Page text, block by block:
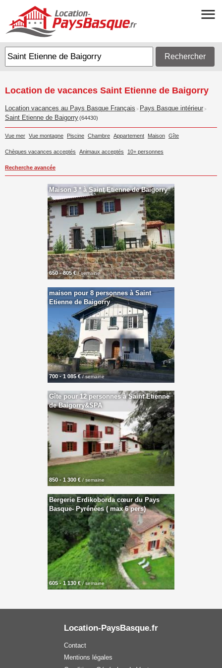
Rechercher
Location de vacances Saint Etienne de Baigorry
Location vacances au Pays Basque Français > Pays Basque intérieur >
Saint Etienne de Baigorry(64430)
Vue mer Vue montagne Piscine Chambre Appartement Maison Gîte
Chèques vacances acceptés Animaux acceptés 10+ personnes
Recherche avancée
Maison 3 * à Saint Etienne de Baigorry
650 - 805 €/ semaine
maison pour 8 personnes à Saint
Etienne de Baigorry
700 - 1 085 €/ semaine
Gîte pour 12 personnes à Saint Etienne
de Baigorry&SPA
850 - 1 300 € / semaine
Bergerie Erdikoborda cœur du Pays
Basque- Pyrénées ( max 6 pers)
605 - 1 130 €/ semaine
Location-PaysBasque.fr
Contact
Mentions légales